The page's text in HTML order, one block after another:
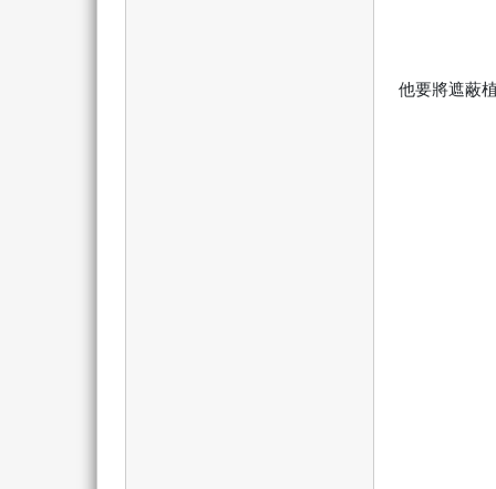
他要將遮蔽